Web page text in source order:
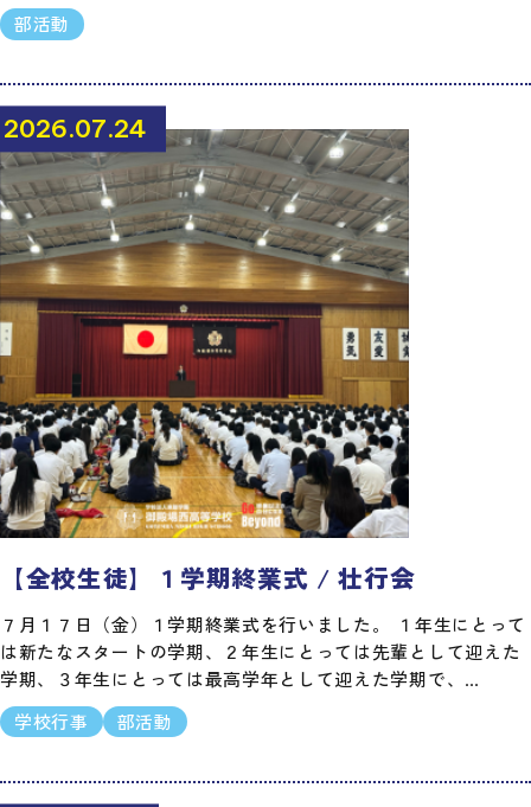
部活動
2026.07.24
【全校生徒】１学期終業式 / 壮行会
７月１７日（金）１学期終業式を行いました。 １年生にとって
は新たなスタートの学期、２年生にとっては先輩として迎えた
学期、３年生にとっては最高学年として迎えた学期で、…
学校行事
部活動